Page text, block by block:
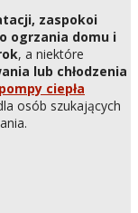
zaspokoi
ogrzania domu i
, a niektóre
lub chłodzenia
ciepła
osób szukających